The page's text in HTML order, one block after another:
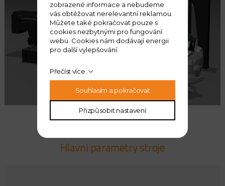
Hlavní parametry stroje
zobrazené informace a nebudeme
vás obtěžovat nerelevantní reklamou.
Můžete také pokračovat pouze s
cookies nezbytnými pro fungování
webu. Cookies nám dodávají energii
pro další vylepšování.
Přečíst více
Souhlasím a pokračovat
Přizpůsobit nastavení